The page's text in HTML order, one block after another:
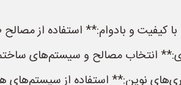
کیفیت و بادوام:** استفاده از
انتخاب مصالح و سیستم‌های
نوین:** استفاده از سیستم‌های